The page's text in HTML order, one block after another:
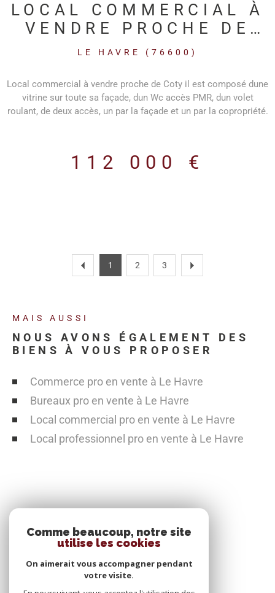
LOCAL COMMERCIAL À
VENDRE PROCHE DE
COTY
LE HAVRE (76600)
Local commercial à vendre proche de Coty il est composé dune
vitrine sur toute sa façade, dun Wc accès PMR, dun volet
roulant, de deux accès, un par la façade et un par la copropriété.
112 000 €
1 2 3
MAIS AUSSI
NOUS AVONS ÉGALEMENT DES
BIENS À VOUS PROPOSER
Commerce pro en vente à Le Havre
Bureaux pro en vente à Le Havre
Local commercial pro en vente à Le Havre
Local professionnel pro en vente à Le Havre
Comme beaucoup, notre site
utilise les cookies
On aimerait vous accompagner pendant
votre visite.